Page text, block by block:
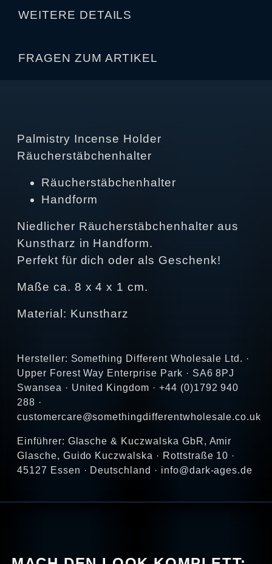
WEITERE DETAILS
FRAGEN ZUM ARTIKEL
Palmistry Incense Holder
Räucherstäbchenhalter
Räucherstäbchenhalter
Handform
Niedlicher Räucherstäbchenhalter aus
Kunstharz in Handform.
Perfekt für dich oder als Geschenk!
Maße ca. 8 x 4 x 1 cm.
Material: Kunstharz
Hersteller: Something Different Wholesale Ltd. ·
Upper Forest Way Enterprise Park · SA6 8PJ
Swansea · United Kingdom · +44 (0)1792 940
288 ·
customercare@somethingdifferentwholesale.co.uk
Einführer: Glasche & Kuczwalska GbR, Amir
Glasche, Guido Kuczwalska · Rottstraße 10 ·
45127 Essen · Deutschland · info@dark-ages.de